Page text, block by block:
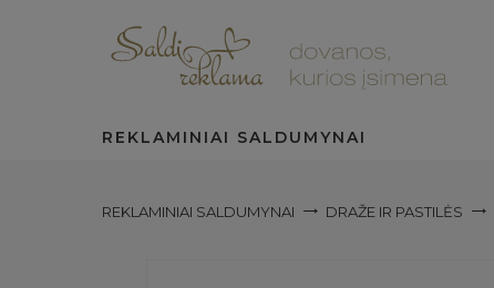
REKLAMINIAI SALDUMYNAI
REKLAMINIAI SALDUMYNAI DRAŽE IR PASTILĖS